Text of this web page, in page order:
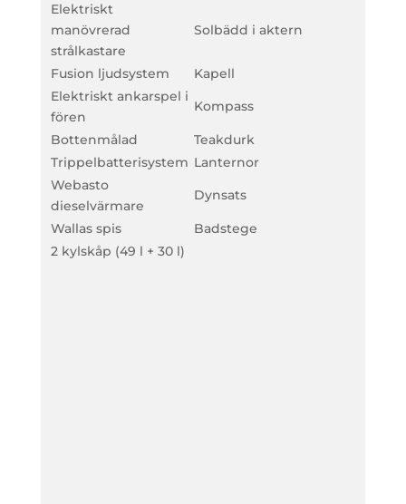
Elektriskt
manövrerad
strålkastare
Solbädd i aktern
Fusion ljudsystem
Kapell
Elektriskt ankarspel i
fören
Kompass
Bottenmålad
Teakdurk
Trippelbatterisystem Lanternor
Webasto
dieselvärmare
Dynsats
Wallas spis
Badstege
2 kylskåp (49 l + 30 l)